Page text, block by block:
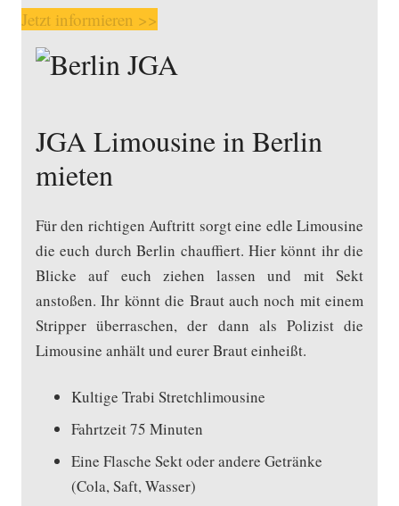
Jetzt informieren >>
JGA Limousine in Berlin
mieten
Für den richtigen Auftritt sorgt eine edle Limousine
die euch durch Berlin chauffiert. Hier könnt ihr die
Blicke auf euch ziehen lassen und mit Sekt
anstoßen. Ihr könnt die Braut auch noch mit einem
Stripper überraschen, der dann als Polizist die
Limousine anhält und eurer Braut einheißt.
Kultige Trabi Stretchlimousine
Fahrtzeit 75 Minuten
Eine Flasche Sekt oder andere Getränke
(Cola, Saft, Wasser)